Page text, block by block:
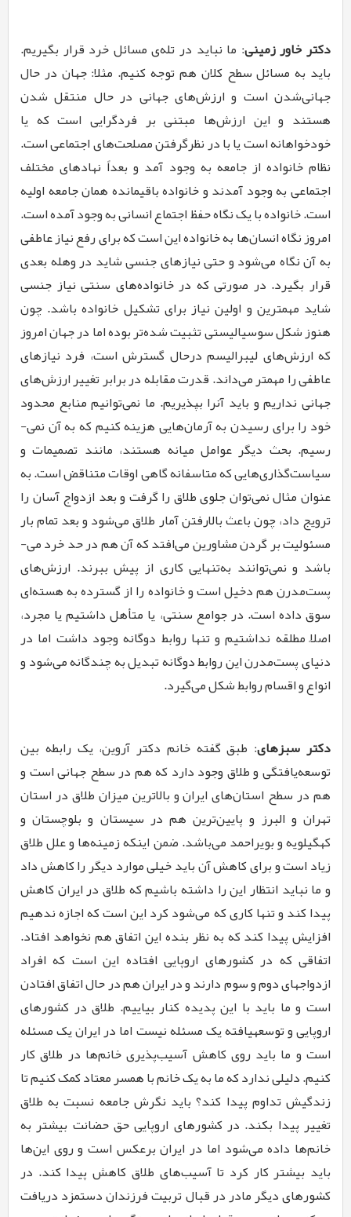
دکتر خاور زمینی: ما نباید در تله­‌ی مسائل خرد قرار بگیریم.
باید به مسائل سطح کلان هم توجه کنیم. مثلا: جهان در حال
جهانی­‌شدن است و ارزش‌­های جهانی در حال منتقل شدن
هستند و این ارزش‌­ها مبتنی بر فردگرایی است که یا
خودخواهانه است یا با در نظرگرفتن مصلحت‌­های اجتماعی است.
نظام خانواده از جامعه به وجود آمد و بعداً نهادهای مختلف
اجتماعی به وجود آمدند و خانواده باقیمانده همان جامعه اولیه
است. خانواده با یک نگاه حفظ اجتماع انسانی به وجود آمده است.
امروز نگاه انسان­‌ها به خانواده این است که برای رفع نیاز عاطفی
به آن نگاه می­‌شود و حتی نیازهای جنسی شاید در وهله بعدی
قرار بگیرد. در صورتی­ که در خانواده‌­های سنتی نیاز جنسی
شاید مهم­ترین و اولین نیاز برای تشکیل خانواده باشد. چون
هنوز شکل سوسیالیستی تثبیت شده‌­تر بوده اما در جهان امروز
که ارزش‌­های لیبرالیسم درحال گسترش است، فرد نیازهای
عاطفی را مهم­تر می­‌داند. قدرت مقابله در برابر تغییر ارزش‌های
جهانی نداریم و باید آنرا بپذیریم. ما نمی‌توانیم منابع محدود
خود را برای رسیدن به آرمان‌هایی هزینه کنیم که به آن نمی‌­
رسیم. بحث دیگر عوامل میانه هستند، مانند تصمیمات و
سیاست‌گذاری­‌هایی که متاسفانه گاهی اوقات متناقض است. به
عنوان مثال نمی‌­توان جلوی طلاق را گرفت و بعد ازدواج آسان را
ترویج داد، چون باعث بالارفتن آمار طلاق می­‌شود و بعد تمام بار
مسئولیت بر گردن مشاورین می­‌افتد که آن هم در حد خرد می‌­
باشد و نمی­‌توانند به‌­تنهایی کاری از پیش ببرند. ارزش­‌های
پست‌­مدرن هم دخیل است و خانواده را از گسترده به هسته­‌ای
سوق داده است. در جوامع سنتی، یا متأهل داشتیم یا مجرد،
اصلاً مطلقه نداشتیم و تنها روابط دوگانه وجود داشت اما در
دنیای پست‌­مدرن این روابط دوگانه تبدیل به چندگانه می‌­شود و
انواع و اقسام روابط شکل می­‌گیرد.
دکتر سبزه­ای: طبق گفته خانم دکتر آروین، یک رابطه بین
توسعه‌­یافتگی و طلاق وجود دارد که هم در سطح جهانی است و
هم در سطح استان‌­های ایران و بالاترین میزان طلاق در استان
تهران و البرز و پایین­‌ترین هم در سیستان و بلوچستان و
کهگیلویه و بویراحمد می­‌باشد. ضمن اینکه زمینه‌­ها و علل طلاق
زیاد است و برای کاهش آن باید خیلی موارد دیگر را کاهش داد
و ما نباید انتظار این را داشته باشیم که طلاق در ایران کاهش
پیدا کند و تنها کاری که می­‌شود کرد این است که اجازه ندهیم
افزایش پیدا کند که به نظر بنده این اتفاق هم نخواهد افتاد.
اتفاقی که در کشورهای اروپایی افتاده این است که افراد
ازدواج­های دوم و سوم دارند و در ایران هم در حال اتفاق افتادن
است و ما باید با این پدیده کنار بیاییم. طلاق در کشورهای
اروپایی و توسعه­یافته یک مسئله نیست اما در ایران یک مسئله
است و ما باید روی کاهش آسیب­‌پذیری خانم‌ها در طلاق کار
کنیم. دلیلی ندارد که ما به یک خانم با همسر معتاد کمک کنیم تا
زندگیش تداوم پیدا کند؟ باید نگرش جامعه نسبت به طلاق
تغییر پیدا بکند. در کشورهای اروپایی حق حضانت بیشتر به
خانم‌­ها داده می­‌شود اما در ایران برعکس است و روی این­‌ها
باید بیشتر کار کرد تا آسیب‌­های طلاق کاهش پیدا کند. در
کشورهای دیگر مادر در قبال تربیت فرزندان دست­مزد دریافت